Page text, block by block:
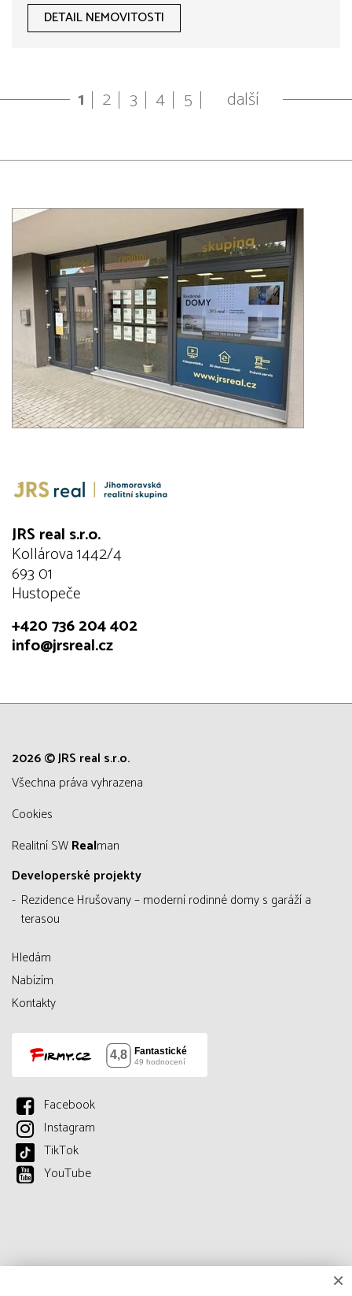
DETAIL NEMOVITOSTI
1 2 3 4 5 další
JRS real s.r.o.
Kollárova 1442/4
693 01
Hustopeče
+420 736 204 402
info@jrsreal.cz
2026 © JRS real s.r.o.
všechna práva vyhrazena
Cookies
Realitní SWRealman
Developerské projekty
Rezidence Hrušovany – moderní rodinné domy s garáží a
terasou
Hledám
Nabízím
Kontakty
Facebook
Instagram
TikTok
YouTube
×